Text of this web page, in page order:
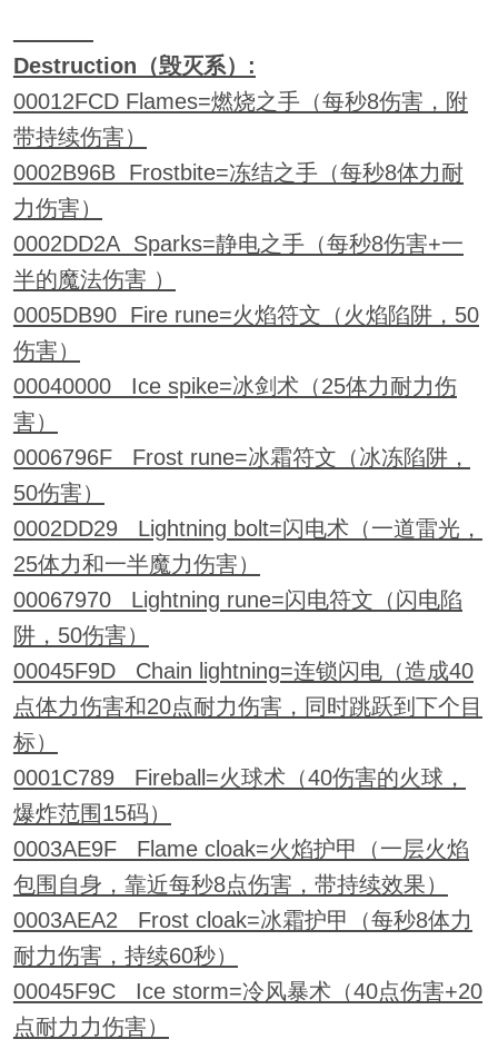
Destruction（毁灭系）:
00012FCD Flames=燃烧之手（每秒8伤害，附
带持续伤害）
0002B96B Frostbite=冻结之手（每秒8体力耐
力伤害）
0002DD2A Sparks=静电之手（每秒8伤害+一
半的魔法伤害 ）
0005DB90 Fire rune=火焰符文（火焰陷阱，50
伤害）
00040000 Ice spike=冰剑术（25体力耐力伤
害）
0006796F Frost rune=冰霜符文（冰冻陷阱，
50伤害）
0002DD29 Lightning bolt=闪电术（一道雷光，
25体力和一半魔力伤害）
00067970 Lightning rune=闪电符文（闪电陷
阱，50伤害）
00045F9D Chain lightning=连锁闪电（造成40
点体力伤害和20点耐力伤害，同时跳跃到下个目
标）
0001C789 Fireball=火球术（40伤害的火球，
爆炸范围15码）
0003AE9F Flame cloak=火焰护甲（一层火焰
包围自身，靠近每秒8点伤害，带持续效果）
0003AEA2 Frost cloak=冰霜护甲（每秒8体力
耐力伤害，持续60秒）
00045F9C Ice storm=冷风暴术（40点伤害+20
点耐力力伤害）